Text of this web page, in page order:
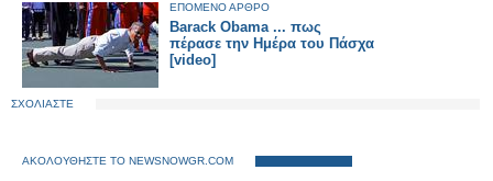
ΕΠΟΜΕΝΟ ΑΡΘΡΟ
Barack Obama ... πως
πέρασε την Ημέρα του Πάσχα
[video]
ΣΧΟΛΙΑΣΤΕ
ΑΚΟΛΟΥΘΗΣΤΕ ΤΟ NEWSNOWGR.COM